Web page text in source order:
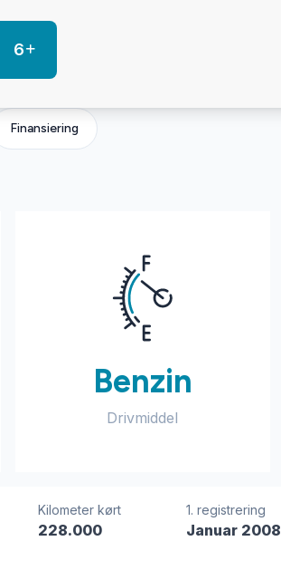
6
Finansiering
Benzin
Drivmiddel
Kilometer kørt
228.000
1. registrering
Januar 2008